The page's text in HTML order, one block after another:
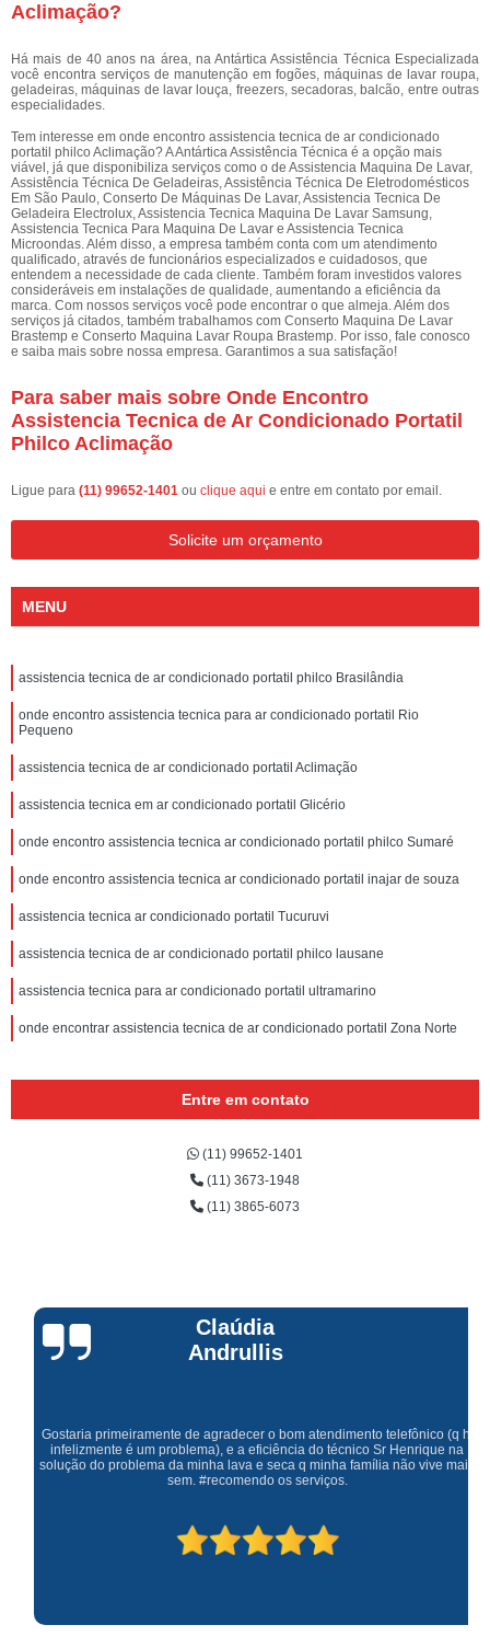
Aclimação?
Há mais de 40 anos na área, na Antártica Assistência Técnica Especializada
você encontra serviços de manutenção em fogões, máquinas de lavar roupa,
geladeiras, máquinas de lavar louça, freezers, secadoras, balcão, entre outras
especialidades.
Tem interesse em onde encontro assistencia tecnica de ar condicionado
portatil philco Aclimação? A Antártica Assistência Técnica é a opção mais
viável, já que disponibiliza serviços como o de Assistencia Maquina De Lavar,
Assistência Técnica De Geladeiras, Assistência Técnica De Eletrodomésticos
Em São Paulo, Conserto De Máquinas De Lavar, Assistencia Tecnica De
Geladeira Electrolux, Assistencia Tecnica Maquina De Lavar Samsung,
Assistencia Tecnica Para Maquina De Lavar e Assistencia Tecnica
Microondas. Além disso, a empresa também conta com um atendimento
qualificado, através de funcionários especializados e cuidadosos, que
entendem a necessidade de cada cliente. Também foram investidos valores
consideráveis em instalações de qualidade, aumentando a eficiência da
marca. Com nossos serviços você pode encontrar o que almeja. Além dos
serviços já citados, também trabalhamos com Conserto Maquina De Lavar
Brastemp e Conserto Maquina Lavar Roupa Brastemp. Por isso, fale conosco
e saiba mais sobre nossa empresa. Garantimos a sua satisfação!
Para saber mais sobre Onde Encontro
Assistencia Tecnica de Ar Condicionado Portatil
Philco Aclimação
Ligue para (11) 99652-1401 ou clique aqui e entre em contato por email.
Solicite um orçamento
MENU
assistencia tecnica de ar condicionado portatil philco Brasilândia
onde encontro assistencia tecnica para ar condicionado portatil Rio
Pequeno
assistencia tecnica de ar condicionado portatil Aclimação
assistencia tecnica em ar condicionado portatil Glicério
onde encontro assistencia tecnica ar condicionado portatil philco Sumaré
onde encontro assistencia tecnica ar condicionado portatil inajar de souza
assistencia tecnica ar condicionado portatil Tucuruvi
assistencia tecnica de ar condicionado portatil philco lausane
assistencia tecnica para ar condicionado portatil ultramarino
onde encontrar assistencia tecnica de ar condicionado portatil Zona Norte
Entre em contato
(11) 99652-1401
(11) 3673-1948
(11) 3865-6073
Claúdia
Andrullis
Gostaria primeiramente de agradecer o bom atendimento telefônico (q hj
infelizmente é um problema), e a eficiência do técnico Sr Henrique na
solução do problema da minha lava e seca q minha família não vive mais
sem. #recomendo os serviços.